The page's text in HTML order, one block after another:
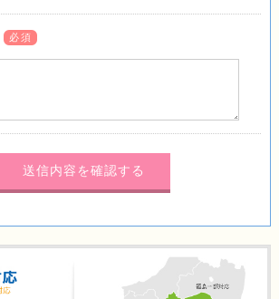
必須